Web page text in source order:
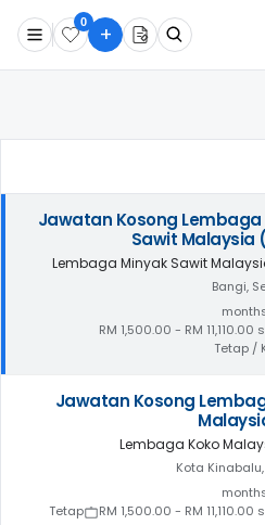
+
0
Jawatan Kosong Lembaga
Sawit Malaysia
Lembaga Minyak Sawit
Bangi,
RM 1,500.00 - RM 11,110.00
Tetap /
Jawatan Kosong
Lembaga Koko
Kota
RM 1,500.00 - RM 11,110.00
Tetap